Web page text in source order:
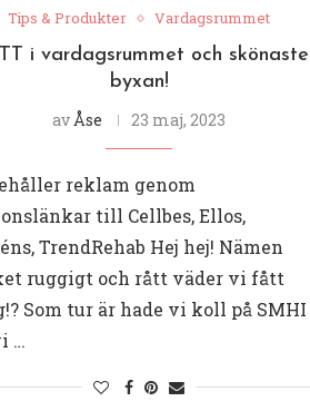
Tips & Produkter Vardagsrummet
i vardagsrummet och skönaste
byxan!
avÅse 23 maj, 2023
reklam genom
till Cellbes, Ellos,
TrendRehab Hej hej! Nämen
ruggigt och rått väder vi fått
Som tur är hade vi koll på SMHI
…